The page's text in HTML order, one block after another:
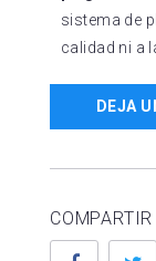
sistema de
calidad ni a
DEJA
COMPARTIR
Facebook